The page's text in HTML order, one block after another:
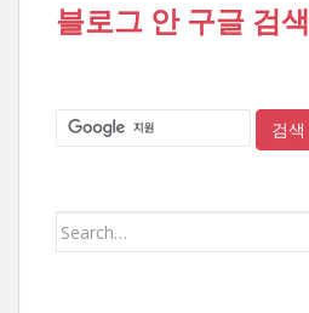
블로그 안 구글 검색
Search